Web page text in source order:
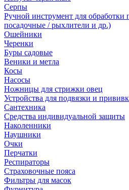
Серпы
Ручной инструмент для обработки
посадочные / рыхлители и др.)
Ошейники
Черенки
Буры садовые
Веники и метла
Косы
Насосы
Ножницы для стрижки овец
Устройства для подвязки и
Сантехника
Средства индивидуальной защиты
Наколенники
Наушники
Очки
Перчатки
Респираторы
Страховочные пояса
Фильтры для масок